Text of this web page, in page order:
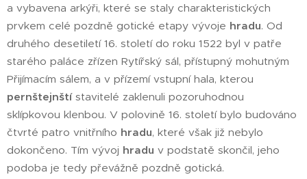
a vybavena arkýři, které se staly charakteristických
prvkem celé pozdně gotické etapy vývoje hradu. Od
druhého desetiletí 16. století do roku 1522 byl v patře
starého paláce zřízen Rytířský sál, přístupný mohutným
Přijímacím sálem, a v přízemí vstupní hala, kterou
pernštejnštístavitelé zaklenuli pozoruhodnou
sklípkovou klenbou. V polovině 16. století bylo budováno
čtvrté patro vnitřního hradu, které však již nebylo
dokončeno. Tím vývoj hradu v podstatě skončil, jeho
podoba je tedy převážně pozdně gotická.